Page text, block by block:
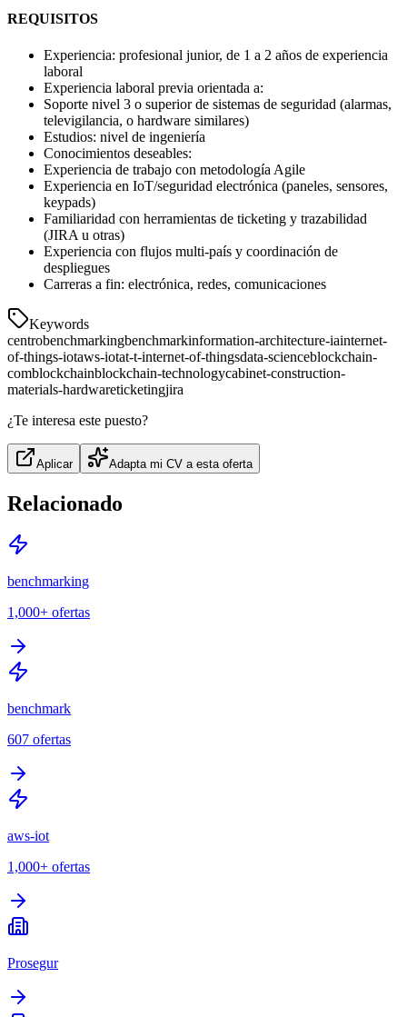
REQUISITOS
Experiencia: profesional junior, de 1 a 2 años de experiencia
laboral
Experiencia laboral previa orientada a:
Soporte nivel 3 o superior de sistemas de seguridad (alarmas,
televigilancia, o hardware similares)
Estudios: nivel de ingeniería
Conocimientos deseables:
Experiencia de trabajo con metodología Agile
Experiencia en IoT/seguridad electrónica (paneles, sensores,
keypads)
Familiaridad con herramientas de ticketing y trazabilidad
(JIRA u otras)
Experiencia con flujos multi-país y coordinación de
despliegues
Carreras a fin: electrónica, redes, comunicaciones
Keywords
centrobenchmarkingbenchmarkinformation-architecture-iainternet-
of-things-iotaws-iotat-t-internet-of-thingsdata-scienceblockchain-
comblockchainblockchain-technologycabinet-construction-
materials-hardwareticketingjira
¿Te interesa este puesto?
Aplicar Adapta mi CV a esta oferta
Relacionado
benchmarking
1,000+ ofertas
benchmark
607 ofertas
aws-iot
1,000+ ofertas
Prosegur